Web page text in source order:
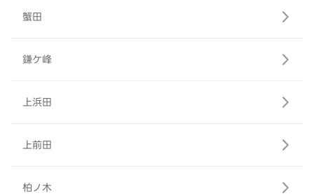
蟹田
鎌ケ峰
上浜田
上前田
柏ノ木